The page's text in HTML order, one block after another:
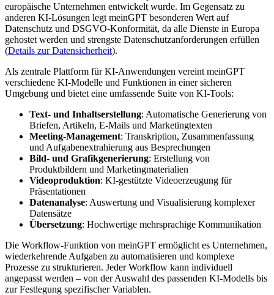
europäische Unternehmen entwickelt wurde. Im Gegensatz zu
anderen KI-Lösungen legt meinGPT besonderen Wert auf
Datenschutz und DSGVO-Konformität, da alle Dienste in Europa
gehostet werden und strengste Datenschutzanforderungen erfüllen
(Details zur Datensicherheit).
Als zentrale Plattform für KI-Anwendungen vereint meinGPT
verschiedene KI-Modelle und Funktionen in einer sicheren
Umgebung und bietet eine umfassende Suite von KI-Tools:
Text- und Inhaltserstellung: Automatische Generierung von
Briefen, Artikeln, E-Mails und Marketingtexten
Meeting-Management: Transkription, Zusammenfassung
und Aufgabenextrahierung aus Besprechungen
Bild- und Grafikgenerierung: Erstellung von
Produktbildern und Marketingmaterialien
Videoproduktion: KI-gestützte Videoerzeugung für
Präsentationen
Datenanalyse: Auswertung und Visualisierung komplexer
Datensätze
Übersetzung: Hochwertige mehrsprachige Kommunikation
Die Workflow-Funktion von meinGPT ermöglicht es Unternehmen,
wiederkehrende Aufgaben zu automatisieren und komplexe
Prozesse zu strukturieren. Jeder Workflow kann individuell
angepasst werden – von der Auswahl des passenden KI-Modells bis
zur Festlegung spezifischer Variablen.